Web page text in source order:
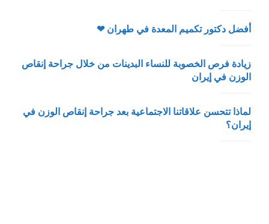
أفضل دكتور تكميم المعدة في طهران ❤
زيادة فرص الخصوبة للنساء البدينات من خلال جراحة إنقاص
الوزن في إيران
لماذا تتحسن علاقاتنا الاجتماعية بعد جراحة إنقاص الوزن في
إيران؟